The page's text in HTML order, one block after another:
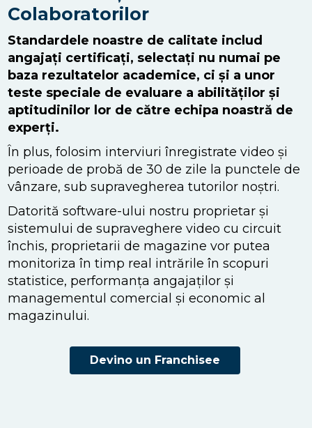
Colaboratorilor
Standardele noastre de calitate includ
angajați certificați, selectați nu numai pe
baza rezultatelor academice, ci și a unor
teste speciale de evaluare a abilităților și
aptitudinilor lor de către echipa noastră de
experți.
În plus, folosim interviuri înregistrate video și
perioade de probă de 30 de zile la punctele de
vânzare, sub supravegherea tutorilor noștri.
Datorită software-ului nostru proprietar și
sistemului de supraveghere video cu circuit
închis, proprietarii de magazine vor putea
monitoriza în timp real intrările în scopuri
statistice, performanța angajaților și
managementul comercial și economic al
magazinului.
Devino un Franchisee